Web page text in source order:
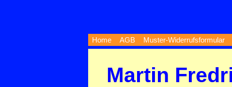
Martin
Home AGB Muster-Widerrufsformular